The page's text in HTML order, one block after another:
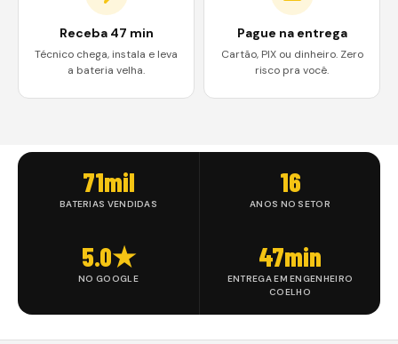
Receba 47 min
Técnico chega, instala e leva
a bateria velha.
Pague na entrega
Cartão, PIX ou dinheiro. Zero
risco pra você.
71mil
BATERIAS VENDIDAS
16
ANOS NO SETOR
5.0★
NO GOOGLE
47min
ENTREGA EM ENGENHEIRO
COELHO